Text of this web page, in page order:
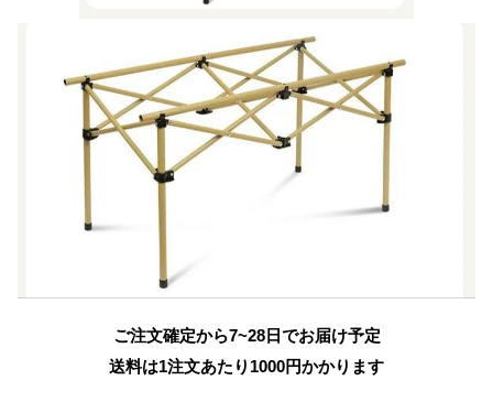
ご注文確定から7~28日でお届け予定
送料は1注文あたり 1000円かかります